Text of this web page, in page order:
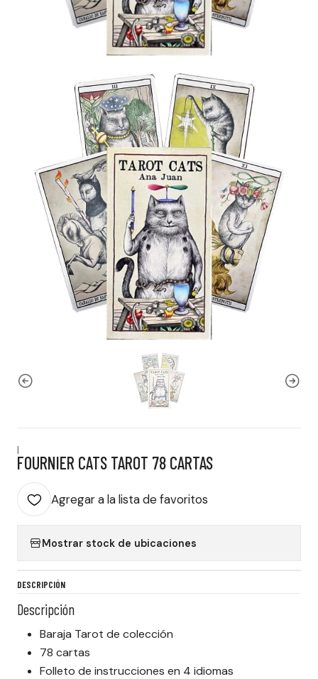
|
FOURNIER CATS TAROT 78 CARTAS
Agregar a la lista de favoritos
Mostrar stock de ubicaciones
DESCRIPCIÓN
Descripción
Baraja Tarot de colección
78 cartas
Folleto de instrucciones en 4 idiomas